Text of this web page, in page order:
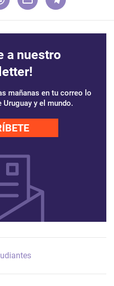
a nuestro
mañanas en tu correo lo
y el mundo.